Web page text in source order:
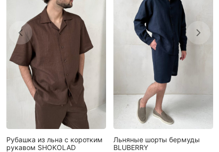
Рубашка из льна с коротким
рукавом SHOKOLAD
Льняные шорты бермуды
BLUBERRY